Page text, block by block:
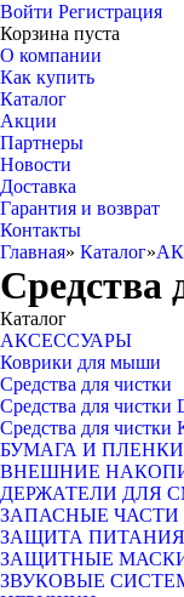
Войти Регистрация
Корзина пуста
О компании
Как купить
Каталог
Акции
Партнеры
Новости
Доставка
Гарантия и возврат
Контакты
Главная» Каталог»
Средства
Каталог
АКСЕССУАРЫ
Коврики для мыши
Средства для чистки
Средства для чистки
Средства для чистки
БУМАГА И ПЛЕНКИ
ВНЕШНИЕ
ДЕРЖАТЕЛИ ДЛЯ
ЗАПАСНЫЕ
ЗАЩИТА ПИТАНИЯ
ЗАЩИТНЫЕ
ЗВУКОВЫЕ